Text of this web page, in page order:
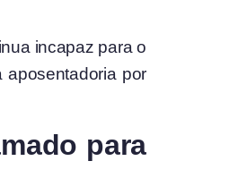
incapaz para o
por
para